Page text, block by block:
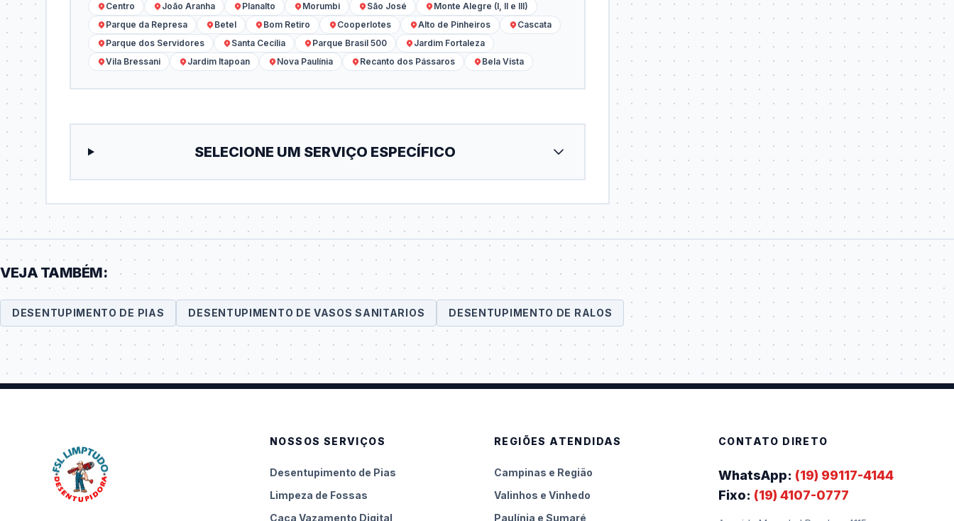
Centro João Aranha Planalto Morumbi São José
Monte Alegre (I, II e III)
Parque da Represa
Betel Bom Retiro Cooperlotes Alto de Pinheiros
Cascata
Parque dos Servidores
Santa Cecília Parque Brasil 500
Jardim Fortaleza
Vila Bressani
Jardim Itapoan Nova Paulínia Recanto dos Pássaros Bela Vista
SELECIONE UM SERVIÇO ESPECÍFICO
VEJA TAMBÉM:
DESENTUPIMENTO DE PIAS DESENTUPIMENTO DE VASOS SANITARIOS DESENTUPIMENTO DE RALOS
NOSSOS SERVIÇOS
Desentupimento de Pias
Limpeza de Fossas
Caça Vazamento Digital
REGIÕES ATENDIDAS
Campinas e Região
Valinhos e Vinhedo
Paulínia e Sumaré
CONTATO DIRETO
WhatsApp: (19) 99117-4144
Fixo: (19) 4107-0777